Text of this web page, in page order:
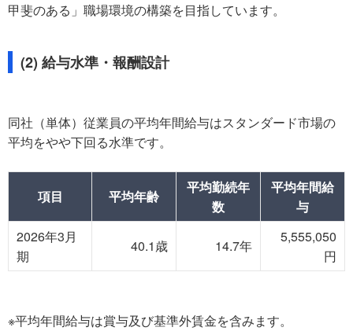
甲斐のある」職場環境の構築を目指しています。
(2) 給与水準・報酬設計
同社（単体）従業員の平均年間給与はスタンダード市場の
平均をやや下回る水準です。
項目 平均年齢
平均勤続年
数
平均年間給
与
2026年3月
期
40.1歳 14.7年
5,555,050
円
※平均年間給与は賞与及び基準外賃金を含みます。